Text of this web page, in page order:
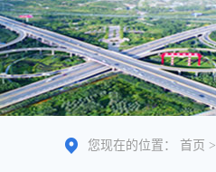
您现在的位置： 首页 >